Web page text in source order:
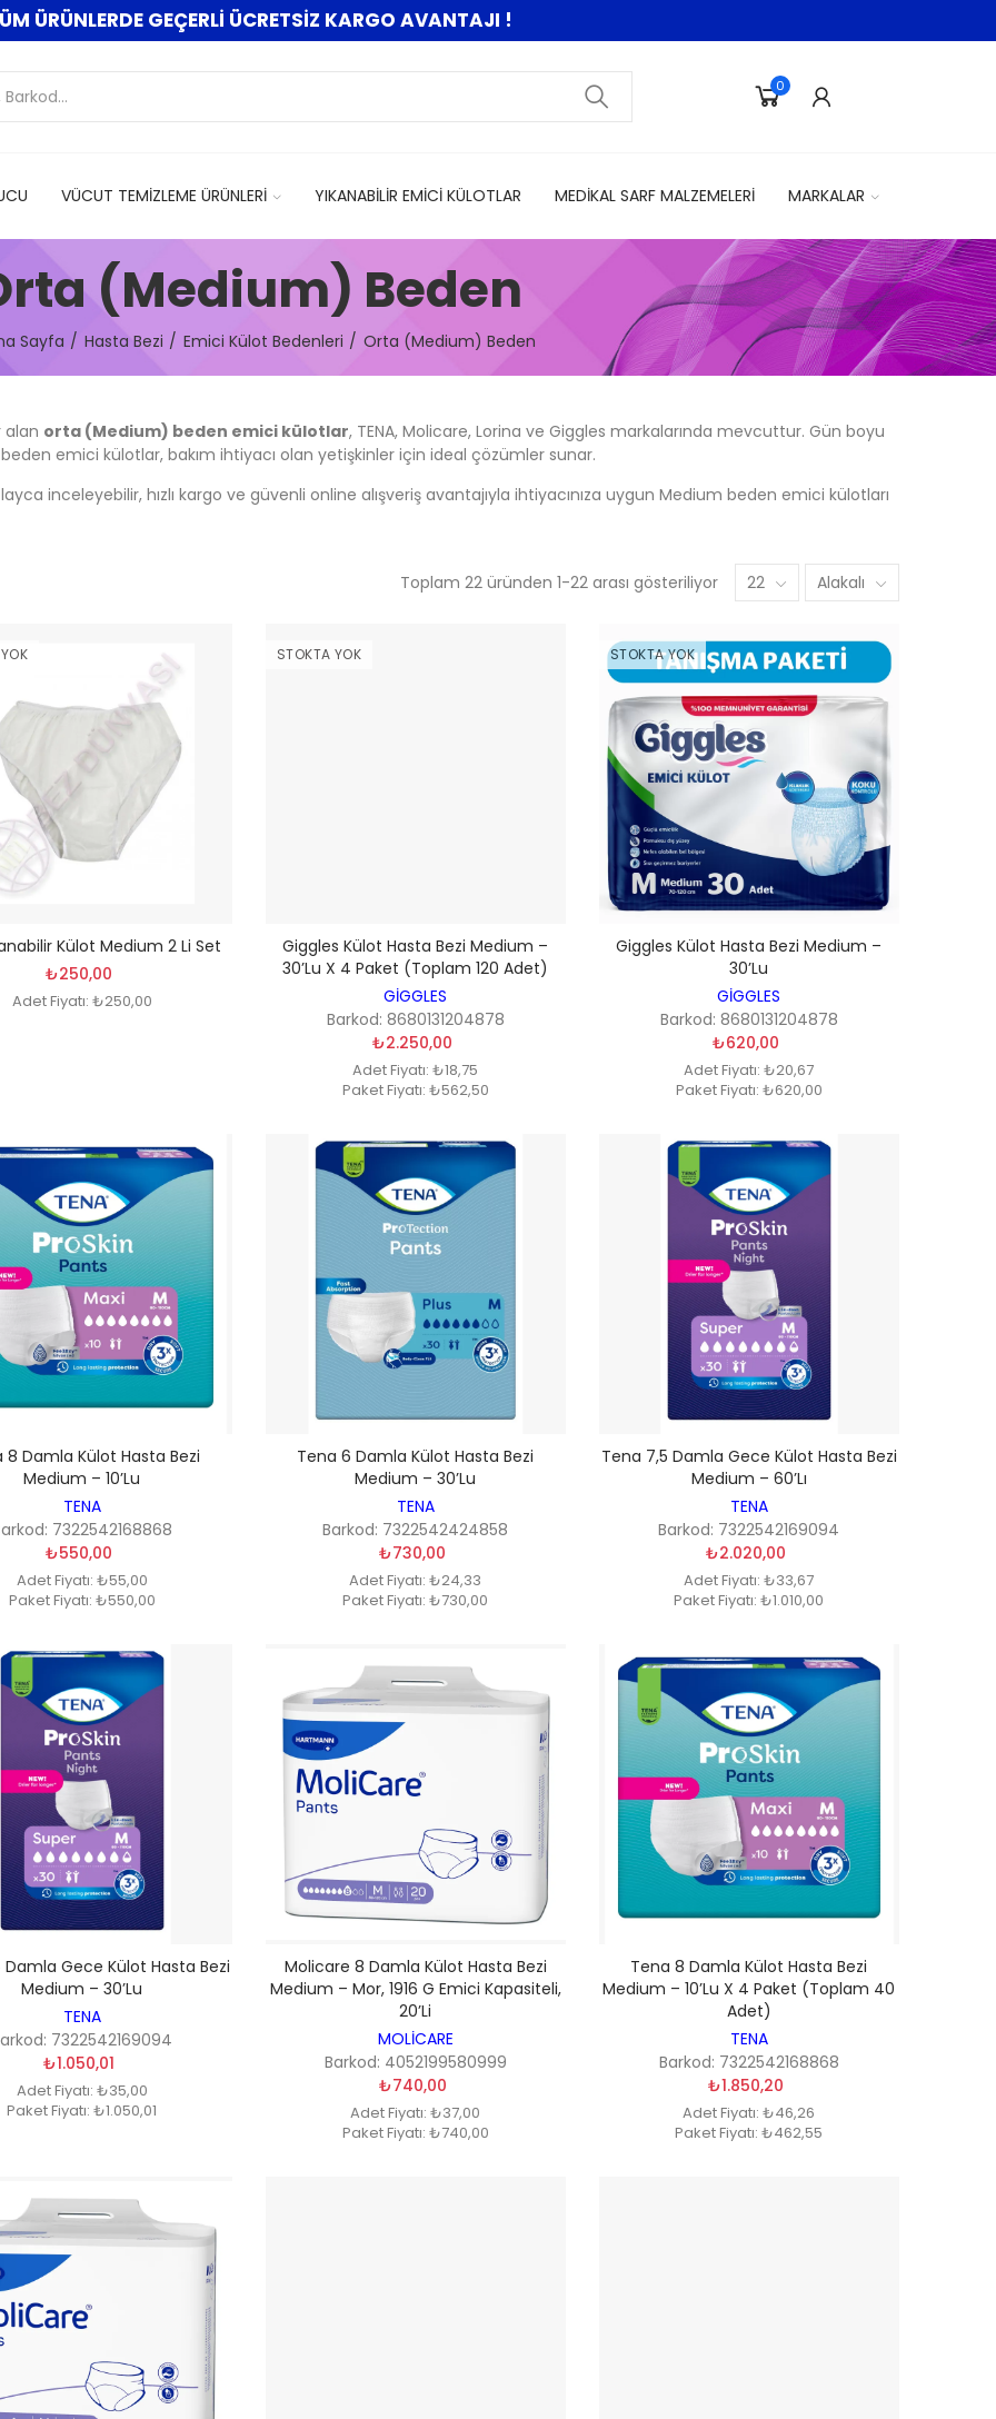
ÜRÜNLERDE GEÇERLİ ÜCRETSİZ KARGO AVANTAJI !
0
VÜCUT TEMİZLEME ÜRÜNLERİ YIKANABİLİR EMİCİ KÜLOTLAR MEDİKAL SARF MALZEMELERİ MARKALAR
(Medium) Beden
Sayfa Hasta Bezi Emici Külot Bedenleri Orta (Medium) Beden
alan orta (Medium) beden emici külotlar, TENA, Molicare, Lorina ve Giggles markalarında mevcuttur. Gün boyu
emici külotlar, bakım ihtiyacı olan yetişkinler için ideal çözümler sunar.
inceleyebilir, hızlı kargo ve güvenli online alışveriş avantajıyla ihtiyacınıza uygun Medium beden emici külotları
Toplam 22 üründen 1-22 arası gösteriliyor 22 Alakalı
Külot Medium 2 Li Set
₺250,00
Adet Fiyatı: ₺250,00
STOKTA YOK
Giggles Külot Hasta Bezi Medium –
30’lu X 4 Paket (Toplam 120 Adet)
GİGGLES
Barkod: 8680131204878
₺2.250,00
Adet Fiyatı: ₺18,75
Paket Fiyatı: ₺562,50
STOKTA YOK
Giggles Külot Hasta Bezi Medium –
30’lu
GİGGLES
Barkod: 8680131204878
₺620,00
Adet Fiyatı: ₺20,67
Paket Fiyatı: ₺620,00
8 Damla Külot Hasta Bezi
Medium – 10’lu
TENA
7322542168868
₺550,00
Adet Fiyatı: ₺55,00
Paket Fiyatı: ₺550,00
Tena 6 Damla Külot Hasta Bezi
Medium – 30’lu
TENA
Barkod: 7322542424858
₺730,00
Adet Fiyatı: ₺24,33
Paket Fiyatı: ₺730,00
Tena 7,5 Damla Gece Külot Hasta Bezi
Medium – 60’lı
TENA
Barkod: 7322542169094
₺2.020,00
Adet Fiyatı: ₺33,67
Paket Fiyatı: ₺1.010,00
Damla Gece Külot Hasta Bezi
Medium – 30’lu
TENA
7322542169094
₺1.050,01
Adet Fiyatı: ₺35,00
Paket Fiyatı: ₺1.050,01
Molicare 8 Damla Külot Hasta Bezi
Medium – Mor, 1916 G Emici Kapasiteli,
20’li
MOLİCARE
Barkod: 4052199580999
₺740,00
Adet Fiyatı: ₺37,00
Paket Fiyatı: ₺740,00
Tena 8 Damla Külot Hasta Bezi
Medium – 10’lu X 4 Paket (Toplam 40
Adet)
TENA
Barkod: 7322542168868
₺1.850,20
Adet Fiyatı: ₺46,26
Paket Fiyatı: ₺462,55